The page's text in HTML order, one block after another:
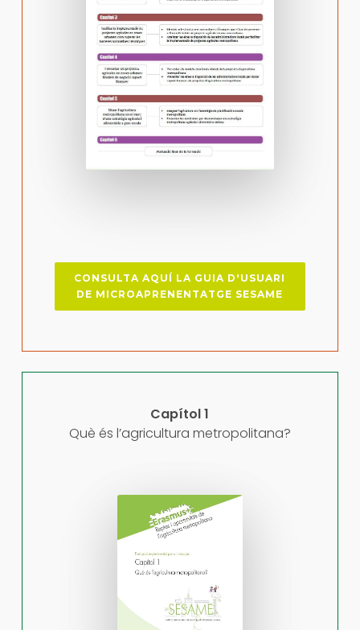
CONSULTA AQUÍ LA GUIA D'USUARI
DE MICROAPRENENTATGE SESAME
Capítol 1
Què és l’agricultura metropolitana?